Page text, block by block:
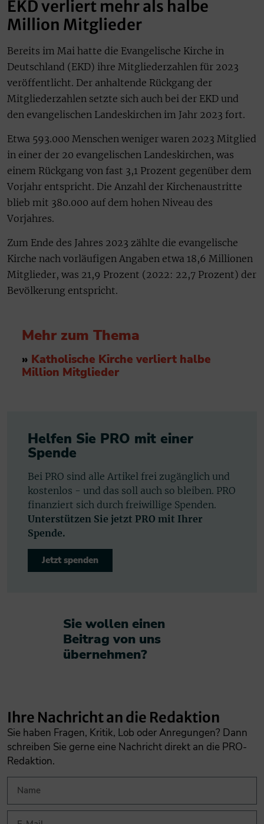
EKD verliert mehr als halbe
Million Mitglieder
Bereits im Mai hatte die Evangelische Kirche in
Deutschland (EKD) ihre Mitgliederzahlen für 2023
veröffentlicht. Der anhaltende Rückgang der
Mitgliederzahlen setzte sich auch bei der EKD und
den evangelischen Landeskirchen im Jahr 2023 fort.
Etwa 593.000 Menschen weniger waren 2023 Mitglied
in einer der 20 evangelischen Landeskirchen, was
einem Rückgang von fast 3,1 Prozent gegenüber dem
Vorjahr entspricht. Die Anzahl der Kirchenaustritte
blieb mit 380.000 auf dem hohen Niveau des
Vorjahres.
Zum Ende des Jahres 2023 zählte die evangelische
Kirche nach vorläufigen Angaben etwa 18,6 Millionen
Mitglieder, was 21,9 Prozent (2022: 22,7 Prozent) der
Bevölkerung entspricht.
Mehr zum Thema
» Katholische Kirche verliert halbe
Million Mitglieder
Helfen Sie PRO mit einer
Spende
Bei PRO sind alle Artikel frei zugänglich und
kostenlos - und das soll auch so bleiben. PRO
finanziert sich durch freiwillige Spenden.
Unterstützen Sie jetzt PRO mit Ihrer
Spende.
Jetzt spenden
Sie wollen einen
Beitrag von uns
übernehmen?​
Ihre Nachricht an die Redaktion
Sie haben Fragen, Kritik, Lob oder Anregungen? Dann
schreiben Sie gerne eine Nachricht direkt an die PRO-
Redaktion.